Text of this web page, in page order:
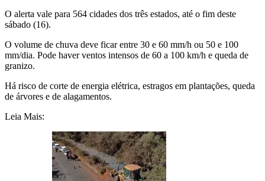
O alerta vale para 564 cidades dos três estados, até o fim deste
sábado (16).
O volume de chuva deve ficar entre 30 e 60 mm/h ou 50 e 100
mm/dia. Pode haver ventos intensos de 60 a 100 km/h e queda de
granizo.
Há risco de corte de energia elétrica, estragos em plantações, queda
de árvores e de alagamentos.
Leia Mais: